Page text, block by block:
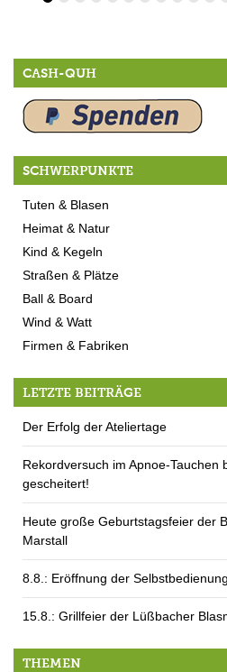
CASH-QUH
SCHWERPUNKTE
Tuten & Blasen
Heimat & Natur
Kind & Kegeln
Straßen & Plätze
Ball & Board
Wind & Watt
Firmen & Fabriken
LETZTE BEITRÄGE
Der Erfolg der Ateliertage
Rekordversuch im Apnoe-Tauchen
gescheitert!
Heute große Geburtstagsfeier der
Marstall
8.8.: Eröffnung der
15.8.: Grillfeier der Lüßbacher
THEMEN